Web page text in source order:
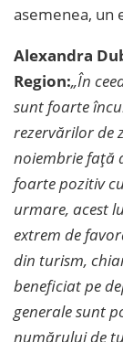
asemenea, un
Alexandra
Region:„În
sunt foarte
rezervărilor de
noiembrie față
foarte pozitiv
urmare, acest
extrem de
din turism,
beneficiat pe
generale sunt
numărului de